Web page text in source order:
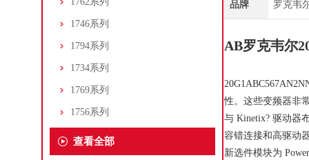
1746系列
1794系列
1734系列
1769系列
1756系列
查看全部
品牌 罗克韦
AB罗克韦尔
性。这些变频器非
与 Kinetix? 驱动器
容错连接和高驱动
新选件模块为